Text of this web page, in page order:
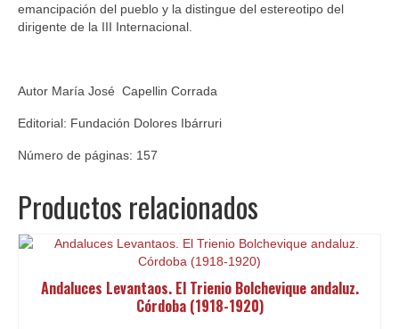
emancipación del pueblo y la distingue del estereotipo del
dirigente de la III Internacional.
Autor María José Capellin Corrada
Editorial: Fundación Dolores Ibárruri
Número de páginas: 157
Productos relacionados
Andaluces Levantaos. El Trienio Bolchevique andaluz.
Córdoba (1918-1920)